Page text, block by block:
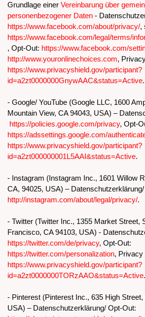
Grundlage einer Vereinbarung über
personenbezogener Daten -
https://www.facebook.com/about/privacy/,
https://www.facebook.com/legal/terms/
, Opt-Out: https://www.facebook.com/
http://www.youronlinechoices.com,
https://www.privacyshield.gov/participant?
id=a2zt0000000GnywAAC&status=Active.
- Google/ YouTube (Google LLC, 1600
Mountain View, CA 94043, USA) –
https://policies.google.com/privacy, Opt-
https://adssettings.google.com/
https://www.privacyshield.gov/participant?
id=a2zt000000001L5AAI&status=Active.
- Instagram (Instagram Inc., 1601 Willow
CA, 94025, USA) –
http://instagram.com/about/legal/privacy/.
- Twitter (Twitter Inc., 1355 Market Street,
Francisco, CA 94103, USA) -
https://twitter.com/de/privacy, Opt-Out:
https://twitter.com/personalization, Privacy
https://www.privacyshield.gov/participant?
id=a2zt0000000TORzAAO&status=Active.
- Pinterest (Pinterest Inc., 635 High Street,
USA) – Datenschutzerklärung/ Opt-Out: